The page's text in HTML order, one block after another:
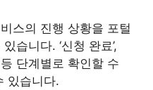
스의 진행 상황을 포털
습니다. ‘신청 완료’,
등 단계별로 확인할 수
있습니다.